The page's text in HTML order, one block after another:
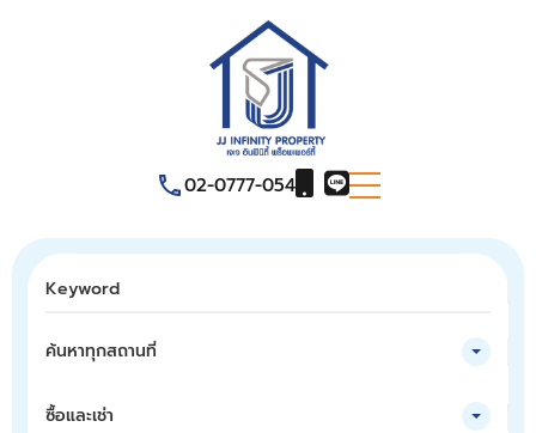
02-0777-054
ค้นหาทุกสถานที่
ซื้อและเช่า